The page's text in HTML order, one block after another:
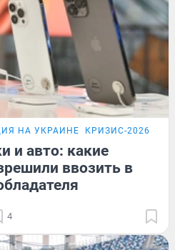
НА УКРАИНЕ КРИЗИС-2026
и авто: какие
ввозить в
4